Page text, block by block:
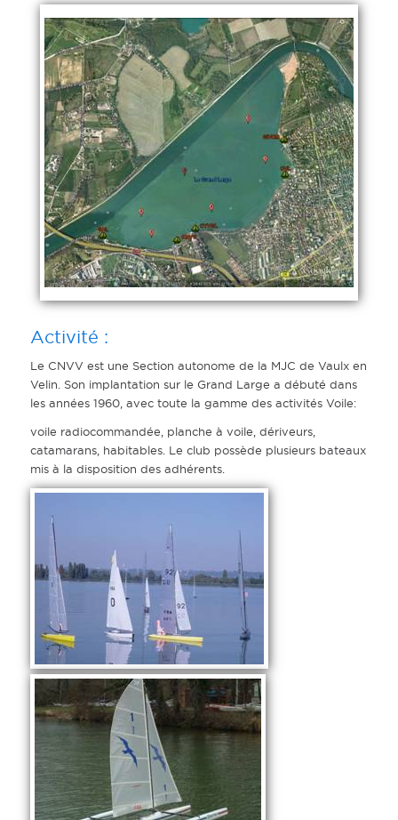
Activité :
Le CNVV est une Section autonome de la MJC de Vaulx en
Velin. Son implantation sur le Grand Large a débuté dans
les années 1960, avec toute la gamme des activités Voile:
voile radiocommandée, planche à voile, dériveurs,
catamarans, habitables. Le club possède plusieurs bateaux
mis à la disposition des adhérents.